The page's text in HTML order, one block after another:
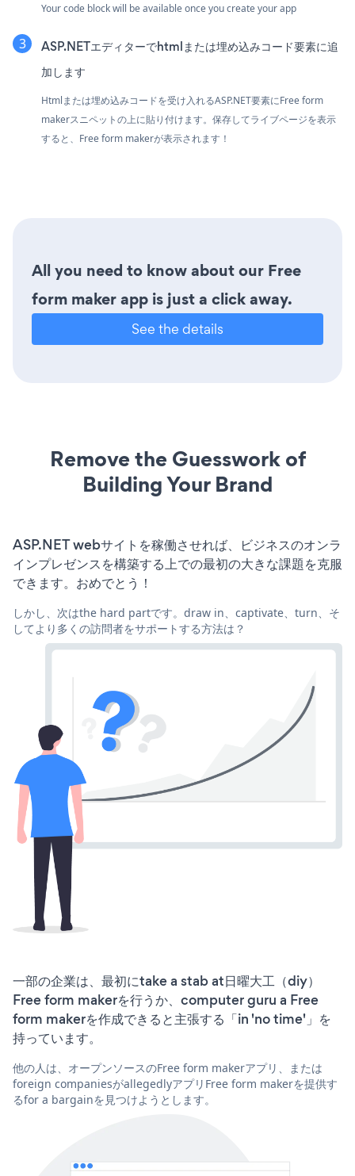
Your code block will be available once you create your app
ASP.NETエディターでhtmlまたは埋め込みコード要素に追
加します
Htmlまたは埋め込みコードを受け入れるASP.NET要素にFree form
makerスニペットの上に貼り付けます。保存してライブページを表示
すると、Free form makerが表示されます！
All you need to know about our Free
form maker app is just a click away.
See the details
Remove the Guesswork of
Building Your Brand
ASP.NET webサイトを稼働させれば、ビジネスのオンラ
インプレゼンスを構築する上での最初の大きな課題を克服
できます。おめでとう！
しかし、次はthe hard partです。draw in、captivate、turn、そ
してより多くの訪問者をサポートする方法は？
一部の企業は、最初にtake a stab at日曜大工（diy）
Free form makerを行うか、computer guru a Free
form makerを作成できると主張する「in 'no time'」を
持っています。
他の人は、オープンソースのFree form makerアプリ、または
foreign companiesがallegedlyアプリFree form makerを提供す
るfor a bargainを見つけようとします。